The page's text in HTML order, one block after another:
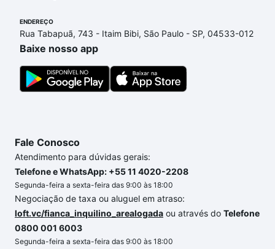
ENDEREÇO
Rua Tabapuã, 743 - Itaim Bibi, São Paulo - SP, 04533-012
Baixe nosso app
Fale Conosco
Atendimento para dúvidas gerais:
Telefone e WhatsApp: +55 11 4020-2208
Segunda-feira a sexta-feira das 9:00 às 18:00
Negociação de taxa ou aluguel em atraso:
loft.vc/fianca_inquilino_arealogada ou através do Telefone
0800 001 6003
Segunda-feira a sexta-feira das 9:00 às 18:00